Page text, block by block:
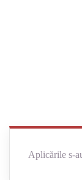
Aplicările s-